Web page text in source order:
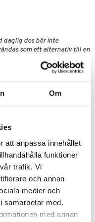
Om
att anpassa innehållet
funktioner
trafik. Vi
och annan
medier och
med.
med annan
daglig dos bör inte
som ett alternativ till en
talk
av fettsyror